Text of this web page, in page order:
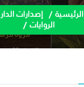
الرئيسية إصدارات الدار
الروايات